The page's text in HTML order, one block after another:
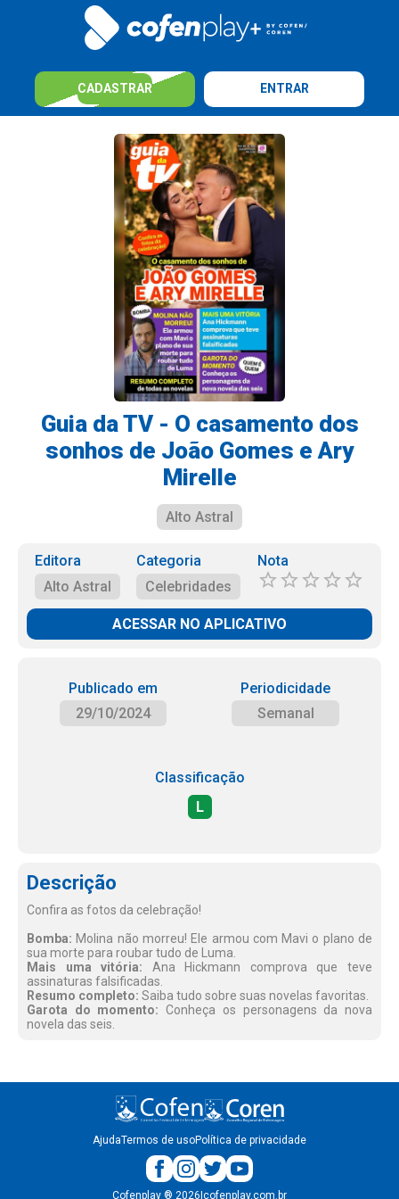
CADASTRAR ENTRAR
Guia da TV - O casamento dos
sonhos de João Gomes e Ary
Mirelle
Alto Astral
Editora
Alto Astral
Categoria
Celebridades
Nota
ACESSAR NO APLICATIVO
Publicado em
29/10/2024
Periodicidade
Semanal
Classificação
L
Descrição
Confira as fotos da celebração!
Bomba: Molina não morreu! Ele armou com Mavi o plano de
sua morte para roubar tudo de Luma.
Mais uma vitória: Ana Hickmann comprova que teve
assinaturas falsificadas.
Resumo completo: Saiba tudo sobre suas novelas favoritas.
Garota do momento: Conheça os personagens da nova
novela das seis.
AjudaTermos de usoPolítica de privacidade
Cofenplay ® 2026 cofenplay.com.br